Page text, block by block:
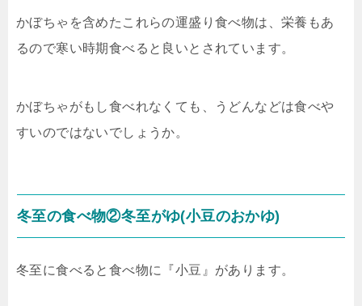
かぼちゃを含めたこれらの運盛り食べ物は、栄養もあ
るので寒い時期食べると良いとされています。
かぼちゃがもし食べれなくても、うどんなどは食べや
すいのではないでしょうか。
冬至の食べ物②冬至がゆ(小豆のおかゆ)
冬至に食べると食べ物に『小豆』があります。